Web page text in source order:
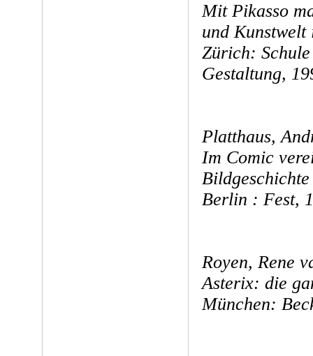
Mit Pikasso
und Kunstwelt
Zürich:
Gestaltung,
Platthaus,
Im Comic
Bildgeschichte
Berlin : Fest,
Royen, Rene
Asterix: die
München: